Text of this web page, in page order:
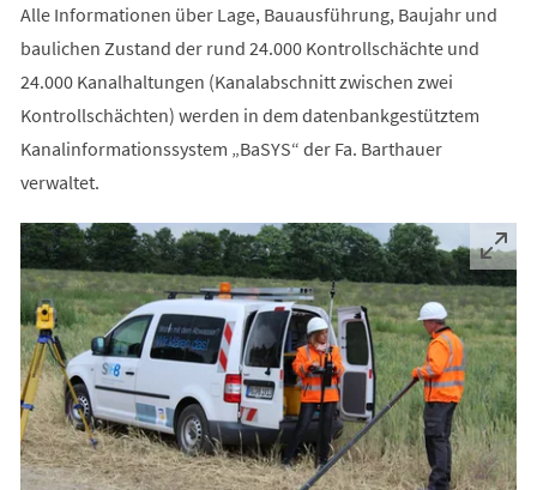
Alle Informationen über Lage, Bauausführung, Baujahr und
baulichen Zustand der rund 24.000 Kontrollschächte und
24.000 Kanalhaltungen (Kanalabschnitt zwischen zwei
Kontrollschächten) werden in dem datenbankgestütztem
Kanalinformationssystem „BaSYS“ der Fa. Barthauer
verwaltet.